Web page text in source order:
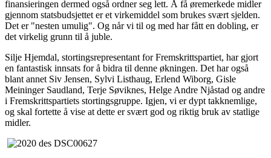
finansieringen dermed også ordner seg lett. Å få øremerkede midler
gjennom statsbudsjettet er et virkemiddel som brukes svært sjelden.
Det er "nesten umulig". Og når vi til og med har fått en dobling, er
det virkelig grunn til å juble.
Silje Hjemdal, stortingsrepresentant for Fremskrittspartiet, har gjort
en fantastisk innsats for å bidra til denne økningen. Det har også
blant annet Siv Jensen, Sylvi Listhaug, Erlend Wiborg, Gisle
Meininger Saudland, Terje Søviknes, Helge Andre Njåstad og andre
i Fremskrittspartiets stortingsgruppe. Igjen, vi er dypt takknemlige,
og skal fortette å vise at dette er svært god og riktig bruk av statlige
midler.